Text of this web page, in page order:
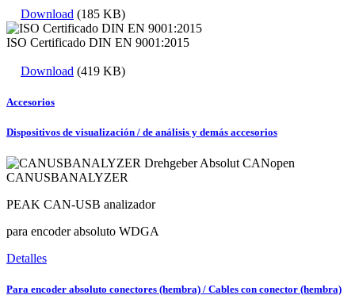
Download (185 KB)
ISO Certificado DIN EN 9001:2015
Download (419 KB)
Accesorios
Dispositivos de visualización / de análisis y demás accesorios
CANUSBANALYZER
PEAK CAN-USB analizador
para encoder absoluto WDGA
Detalles
Para encoder absoluto conectores (hembra) / Cables con conector (hembra)